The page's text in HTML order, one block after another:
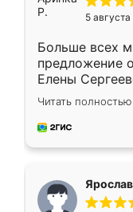
5
Больше всех
предложение
Елены
короткие
для замера
предложил по
Читать полностью